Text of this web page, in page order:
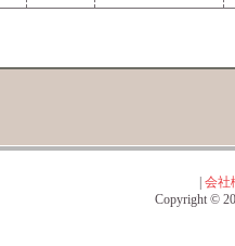
会社
Copyright ©